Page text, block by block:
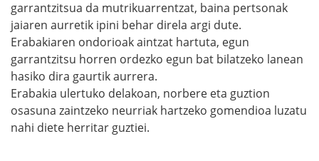
garrantzitsua da mutrikuarrentzat, baina pertsonak
jaiaren aurretik ipini behar direla argi dute.
Erabakiaren ondorioak aintzat hartuta, egun
garrantzitsu horren ordezko egun bat bilatzeko lanean
hasiko dira gaurtik aurrera.
Erabakia ulertuko delakoan, norbere eta guztion
osasuna zaintzeko neurriak hartzeko gomendioa luzatu
nahi diete herritar guztiei.